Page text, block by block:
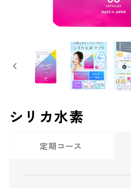
シリカ水素
定期コース